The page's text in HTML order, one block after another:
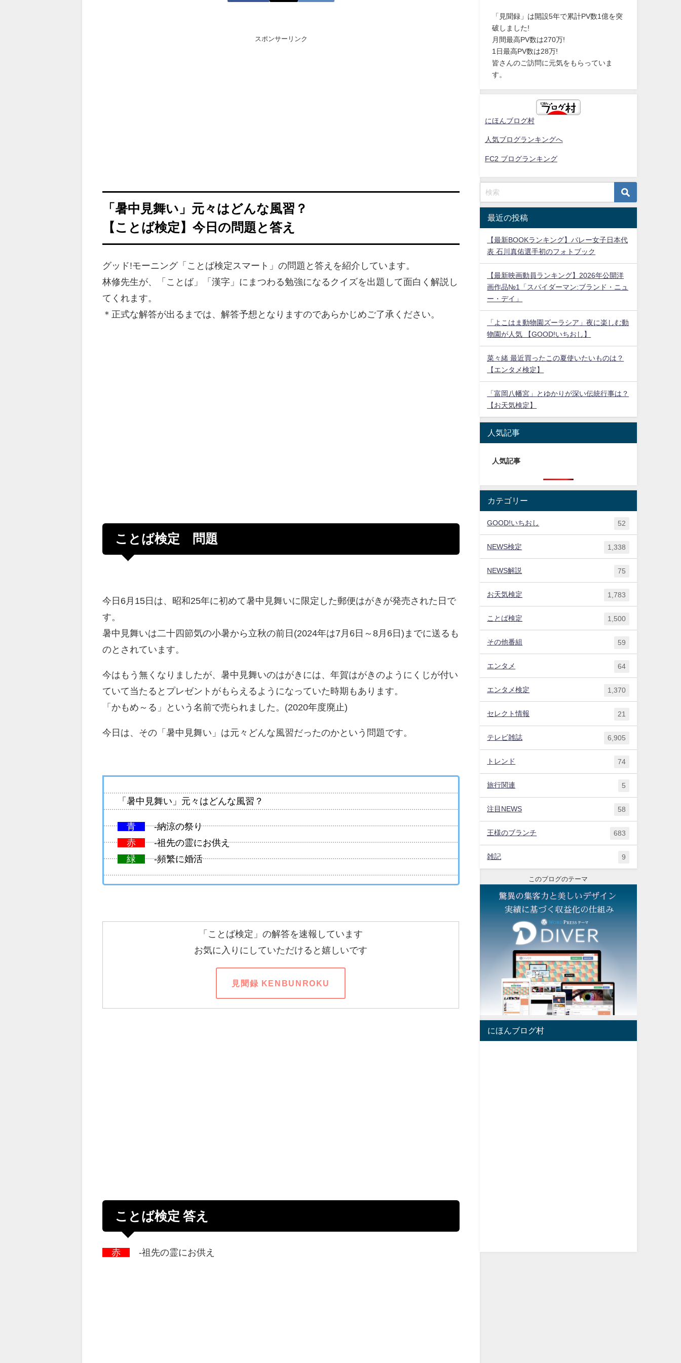
スポンサーリンク
「暑中見舞い」元々はどんな風習？
【ことば検定】今日の問題と答え
グッド!モーニング「ことば検定スマート」の問題と答えを紹介しています。
林修先生が、「ことば」「漢字」にまつわる勉強になるクイズを出題して面白く解説し
てくれます。
＊正式な解答が出るまでは、解答予想となりますのであらかじめご了承ください。
ことば検定 問題
今日6月15日は、昭和25年に初めて暑中見舞いに限定した郵便はがきが発売された日で
す。
暑中見舞いは二十四節気の小暑から立秋の前日(2024年は7月6日～8月6日)までに送るも
のとされています。
今はもう無くなりましたが、暑中見舞いのはがきには、年賀はがきのようにくじが付い
ていて当たるとプレゼントがもらえるようになっていた時期もあります。
「かもめ～る」という名前で売られました。(2020年度廃止)
今日は、その「暑中見舞い」は元々どんな風習だったのかという問題です。
「暑中見舞い」元々はどんな風習？
青
-納涼の祭り
赤
-祖先の霊にお供え
緑
-頻繁に婚活
「ことば検定」の解答を速報しています
お気に入りにしていただけると嬉しいです
見聞録 KENBUNROKU
ことば検定 答え
赤 -祖先の霊にお供え
「見聞録」は開設5年で累計PV数1億を突
破しました!
月間最高PV数は270万!
1日最高PV数は28万!
皆さんのご訪問に元気をもらっていま
す。
にほんブログ村
人気ブログランキングへ
FC2 ブログランキング
最近の投稿
【最新BOOKランキング】バレー女子日本代
表 石川真佑選手初のフォトブック
【最新映画動員ランキング】2026年公開洋
画作品№1「スパイダーマン:ブランド・ニュ
ー・デイ」
「よこはま動物園ズーラシア」夜に楽しむ動
物園が人気 【GOOD!いちおし】
菜々緒 最近買ったこの夏使いたいものは？
【エンタメ検定】
「富岡八幡宮」とゆかりが深い伝統行事は？
【お天気検定】
人気記事
人気記事
カテゴリー
GOOD!いちおし 52
NEWS検定 1,338
NEWS解説 75
お天気検定 1,783
ことば検定 1,500
その他番組 59
エンタメ 64
エンタメ検定 1,370
セレクト情報 21
テレビ雑誌 6,905
トレンド 74
旅行関連 5
注目NEWS 58
王様のブランチ 683
雑記 9
このブログのテーマ
にほんブログ村